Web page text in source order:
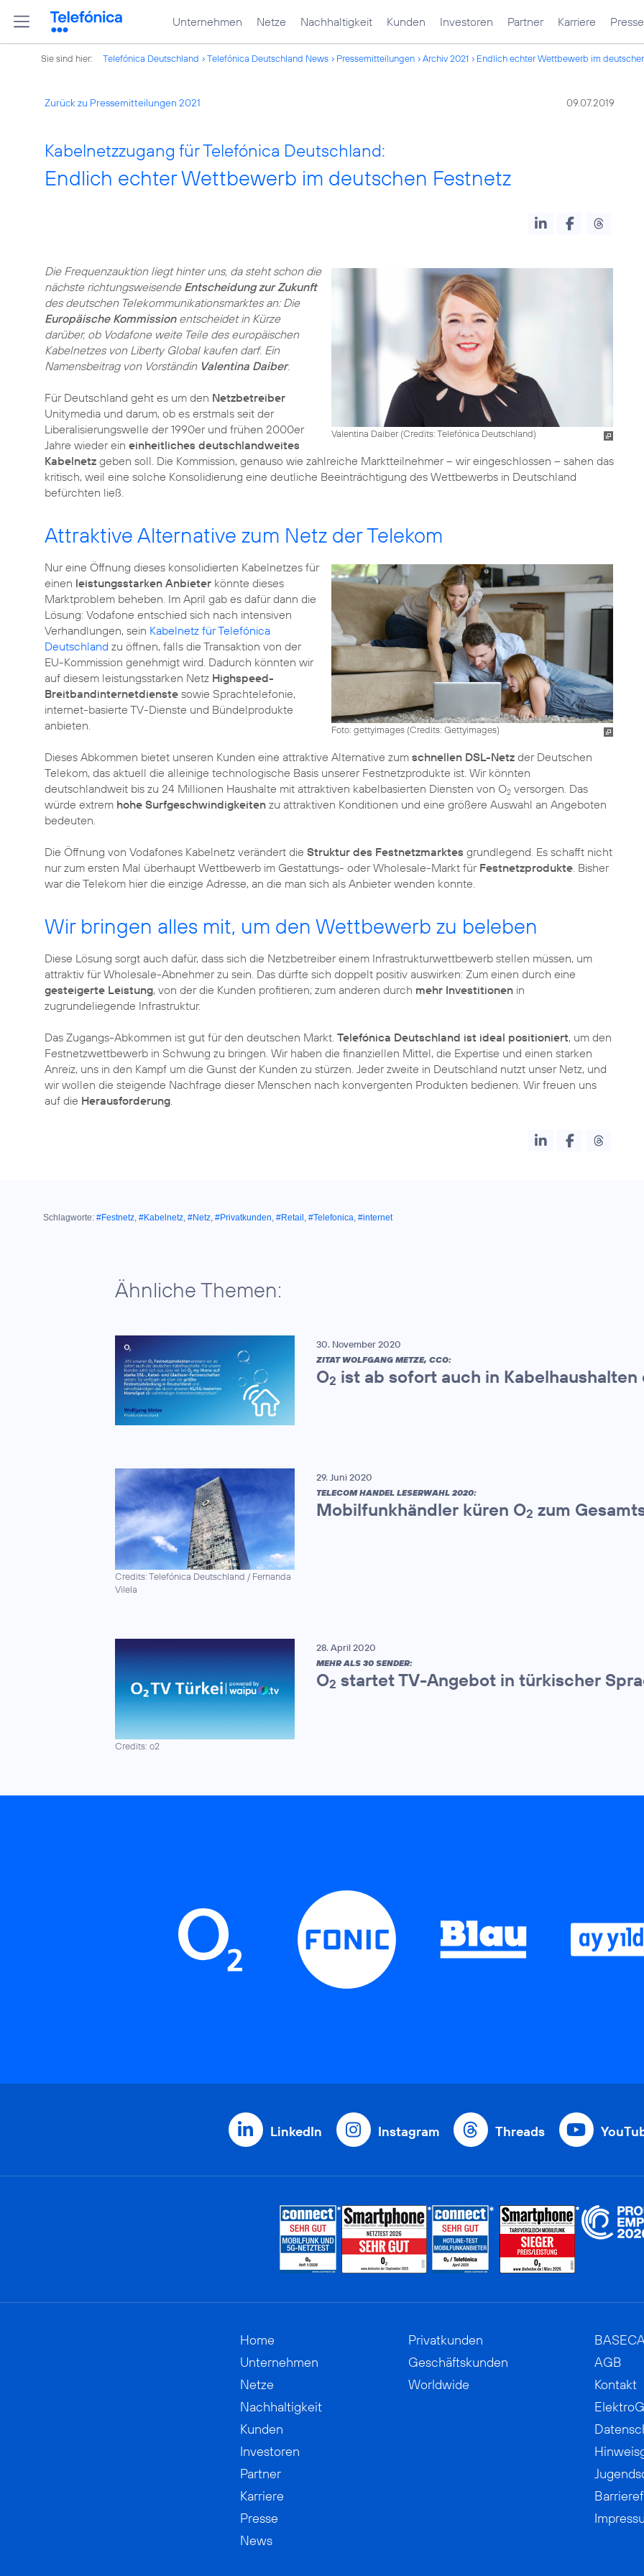
Unternehmen Netze Nachhaltigkeit Kunden Investoren Partner Karriere Presse
Sie sind hier: Telefónica Deutschland Telefónica Deutschland News Pressemitteilungen Archiv 2021 Endlich echter Wettbewerb im
Zurück zu Pressemitteilungen 2021 09.07.2019
Kabelnetzzugang für Telefónica Deutschland:
Endlich echter Wettbewerb im deutschen Festnetz
Valentina Daiber (Credits: Telefónica Deutschland)
Die Frequenzauktion liegt hinter uns, da steht schon die
nächste richtungsweisende Entscheidung zur Zukunft
des deutschen Telekommunikationsmarktes an: Die
Europäische Kommissionentscheidet in Kürze
darüber, ob Vodafone weite Teile des europäischen
Kabelnetzes von Liberty Global kaufen darf. Ein
Namensbeitrag von Vorständin Valentina Daiber.
Für Deutschland geht es um den Netzbetreiber
Unitymedia und darum, ob es erstmals seit der
Liberalisierungswelle der 1990er und frühen 2000er
Jahre wieder ein einheitliches deutschlandweites
Kabelnetz geben soll. Die Kommission, genauso wie zahlreiche Marktteilnehmer – wir eingeschlossen – sahen das
kritisch, weil eine solche Konsolidierung eine deutliche Beeinträchtigung des Wettbewerbs in Deutschland
befürchten ließ.
Attraktive Alternative zum Netz der Telekom
Foto: gettyimages (Credits: Gettyimages)
Nur eine Öffnung dieses konsolidierten Kabelnetzes für
einen leistungsstarken Anbieter könnte dieses
Marktproblem beheben. Im April gab es dafür dann die
Lösung: Vodafone entschied sich nach intensiven
Verhandlungen, sein Kabelnetz für Telefónica
Deutschland zu öffnen, falls die Transaktion von der
EU-Kommission genehmigt wird. Dadurch könnten wir
auf diesem leistungsstarken Netz Highspeed-
Breitbandinternetdienste sowie Sprachtelefonie,
internet-basierte TV-Dienste und Bündelprodukte
anbieten.
Dieses Abkommen bietet unseren Kunden eine attraktive Alternative zum schnellen DSL-Netz der Deutschen
Telekom, das aktuell die alleinige technologische Basis unserer Festnetzprodukte ist. Wir könnten
deutschlandweit bis zu 24 Millionen Haushalte mit attraktiven kabelbasierten Diensten von O2 versorgen. Das
würde extrem hohe Surfgeschwindigkeiten zu attraktiven Konditionen und eine größere Auswahl an Angeboten
bedeuten.
Die Öffnung von Vodafones Kabelnetz verändert die Struktur des Festnetzmarktes grundlegend. Es schafft nicht
nur zum ersten Mal überhaupt Wettbewerb im Gestattungs- oder Wholesale-Markt für Festnetzprodukte. Bisher
war die Telekom hier die einzige Adresse, an die man sich als Anbieter wenden konnte.
Wir bringen alles mit, um den Wettbewerb zu beleben
Diese Lösung sorgt auch dafür, dass sich die Netzbetreiber einem Infrastrukturwettbewerb stellen müssen, um
attraktiv für Wholesale-Abnehmer zu sein. Das dürfte sich doppelt positiv auswirken: Zum einen durch eine
gesteigerte Leistung, von der die Kunden profitieren; zum anderen durch mehr Investitionen in
zugrundeliegende Infrastruktur.
Das Zugangs-Abkommen ist gut für den deutschen Markt. Telefónica Deutschland ist ideal positioniert, um den
Festnetzwettbewerb in Schwung zu bringen. Wir haben die finanziellen Mittel, die Expertise und einen starken
Anreiz, uns in den Kampf um die Gunst der Kunden zu stürzen. Jeder zweite in Deutschland nutzt unser Netz, und
wir wollen die steigende Nachfrage dieser Menschen nach konvergenten Produkten bedienen. Wir freuen uns
auf die Herausforderung.
Schlagworte: #Festnetz, #Kabelnetz, #Netz, #Privatkunden, #Retail , #Telefonica, #internet
Ähnliche Themen:
30. November 2020
ZITAT WOLFGANG METZE, CCO:
O2 ist ab sofort auch in
Credits: Telefónica Deutschland / Fernanda
Vilela
29. Juni 2020
TELECOM HANDEL LESERWAHL 2020:
Mobilfunkhändler küren O2 zum
Credits: o2
28. April 2020
MEHR ALS 30 SENDER:
O2 startet TV-Angebot in türkischer
LinkedIn Instagram Threads
Home
Unternehmen
Netze
Nachhaltigkeit
Kunden
Investoren
Partner
Karriere
Presse
News
Privatkunden
Geschäftskunden
Worldwide
AGB
Kontakt